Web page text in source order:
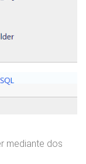
mediante dos